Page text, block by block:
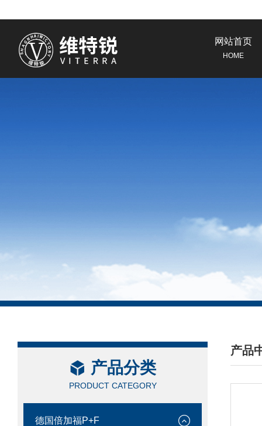
网站首页
HOME
产品分类
PRODUCT CATEGORY
德国倍加福P+F
产品
/